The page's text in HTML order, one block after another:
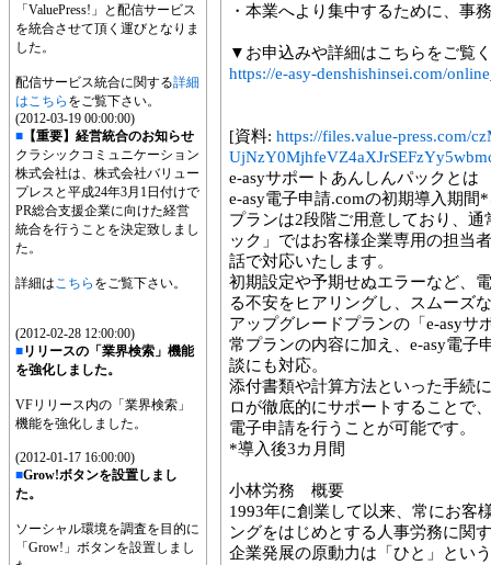
「ValuePress!」と配信サービス
を統合させて頂く運びとなりま
した。
配信サービス統合に関する詳細
はこちら をご覧下さい。
(2012-03-19 00:00:00)
■ 【重要】経営統合のお知らせ
クラシックコミュニケーション
株式会社は、株式会社バリュー
プレスと平成24年3月1日付けで
PR総合支援企業に向けた経営
統合を行うことを決定致しまし
た。
詳細はこちら をご覧下さい。
(2012-02-28 12:00:00)
■リリースの「業界検索」機能
を強化しました。
VFリリース内の「業界検索」
機能を強化しました。
(2012-01-17 16:00:00)
■Grow!ボタンを設置しまし
た。
ソーシャル環境を調査を目的に
「Grow!」ボタンを設置しまし
・本業へより集中するために、事
▼お申込みや詳細はこちらをご覧
https://e-asy-denshishinsei.com/
[資料: https://files.value-press.com/
e-asyサポートあんしんパックとは
e-asy電子申請.comの初期導入期
プランは2段階ご用意しており、
ック」ではお客様企業専用の担当
話で対応いたします。
初期設定や予期せぬエラーなど、
る不安をヒアリングし、スムーズ
アップグレードプランの「e-asyサ
常プランの内容に加え、e-asy電子
談にも対応。
添付書類や計算方法といった手続
ロが徹底的にサポートすることで
電子申請を行うことが可能です。
*導入後3カ月間
小林労務 概要
1993年に創業して以来、常にお客
ングをはじめとする人事労務に関
企業発展の原動力は「ひと」とい